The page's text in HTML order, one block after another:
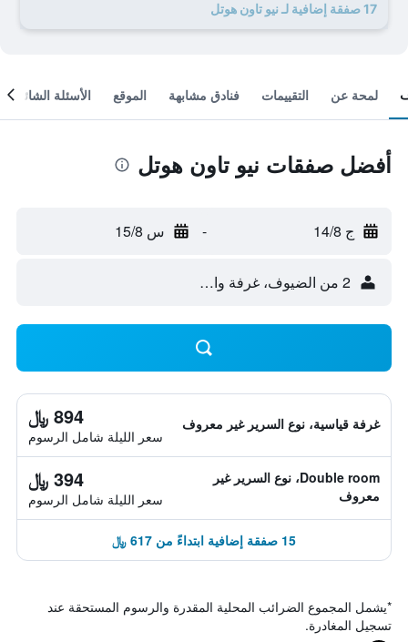
17 صفقة إضافية لـ نيو تاون هوتل
لمحة عن التقييمات فنادق مشابهة الموقع الأسئلة الشائعة
أفضل صفقات نيو تاون هوتل
ج 14/8 - س 15/8
2 من الضيوف، غرفة واحدة
غرفة قياسية، نوع السرير غير معروف 894 ﷼
سعر الليلة شامل الرسوم
Double room، نوع السرير غير
معروف
394 ﷼
سعر الليلة شامل الرسوم
15 صفقة إضافية ابتداءً من 617 ﷼
*يشمل المجموع الضرائب المحلية المقدرة والرسوم المستحقة عند
تسجيل المغادرة.